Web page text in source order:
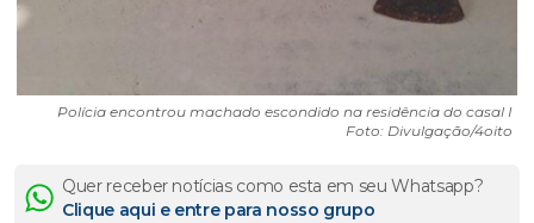
Polícia encontrou machado escondido na residência do casal I
Foto: Divulgação/4oito
Quer receber notícias como esta em seu Whatsapp?
Clique aqui e entre para nosso grupo